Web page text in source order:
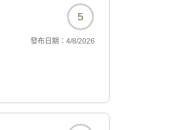
5
發布日期： 4/8/2026